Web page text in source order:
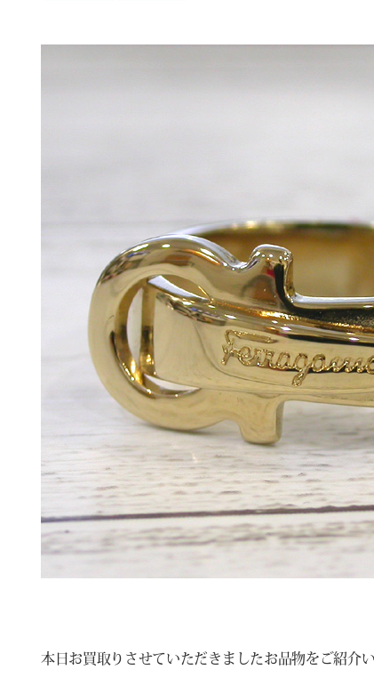
本日お買取りさせていただきましたお品物をご紹介い